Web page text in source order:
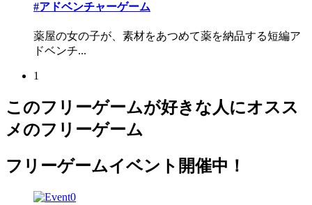
#アドベンチャーゲーム
薬屋の女の子が、素材をあつめて薬を納品する短編ア
ドベンチ...
1
このフリーゲームが好きな人にオスス
メのフリーゲーム
フリーゲームイベント開催中！